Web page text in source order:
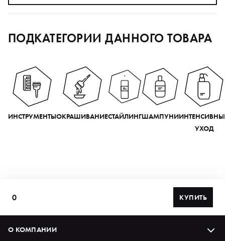
ПОДКАТЕГОРИИ ДАННОГО ТОВАРА
ИНСТРУМЕНТЫОКРАШИВАНИЕСТАЙЛИНГШАМПУНИ
УХОД
0 КУПИТЬ
О КОМПАНИИ